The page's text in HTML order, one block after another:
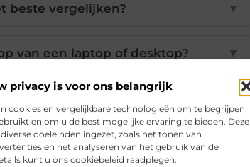
privacy is voor ons belangrijk
cookies en vergelijkbare technologieën om te begrijpen
en om u de best mogelijke ervaring te bieden. Deze
doeleinden ingezet, zoals het tonen van
en het analyseren van het gebruik van de
kunt u ons cookiebeleid raadplegen.
beste vergelijken? ▼
van een laptop of desktop? ▼
LinkedIn Email